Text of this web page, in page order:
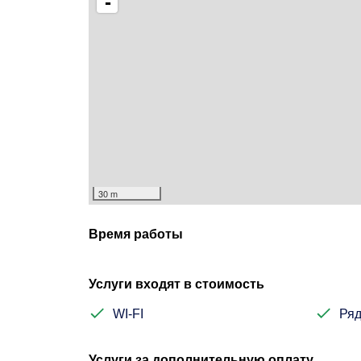
30 m
Время работы
Услуги входят в стоимость
WI-FI